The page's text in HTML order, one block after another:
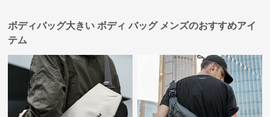
ボディバッグ大きい ボディ バッグ メンズのおすすめアイ
テム